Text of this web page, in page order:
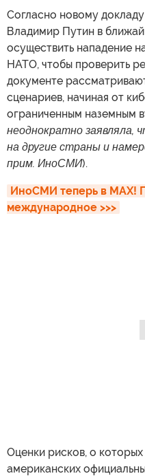
Согласно новому
Владимир Путин в
осуществить нападение
НАТО, чтобы проверить
документе
сценариев, начиная от
ограниченным наземным
неоднократно заявляла,
на другие страны и
прим. ИноСМИ).
ИноСМИ теперь в MAX!
международное >>>
Оценки рисков, о
американских